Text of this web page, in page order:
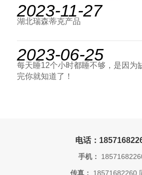
2023-11-27
湖北瑞森蒂克产品
2023-06-25
每天睡12个小时都睡不够，是因为
完你就知道了！
电话：
手机：
传真： 18571682260